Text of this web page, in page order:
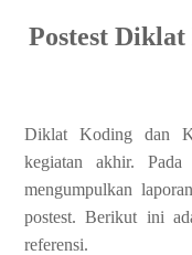
Postest
Diklat Koding dan
kegiatan akhir.
mengumpulkan
postest. Berikut ini
referensi.